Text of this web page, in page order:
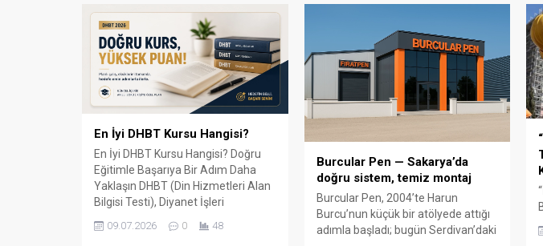
En İyi DHBT Kursu Hangisi?
En İyi DHBT Kursu Hangisi? Doğru
Eğitimle Başarıya Bir Adım Daha
Yaklaşın DHBT (Din Hizmetleri Alan
Bilgisi Testi), Diyanet İşleri
Başkanlığında görev almak isteyen
adaylar için büyük önem taşıyan bir
09.07.2026 0 48
Burcular Pen — Sakarya’da
doğru sistem, temiz montaj
Burcular Pen, 2004’te Harun
Burcu’nun küçük bir atölyede attığı
adımla başladı; bugün Serdivan’daki